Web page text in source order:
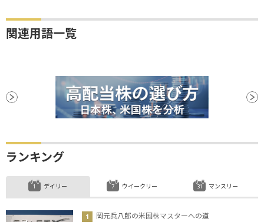
関連用語一覧
ランキング
デイリー
岡元兵八郎の米国株マスターへの道
ウイークリー マンスリー